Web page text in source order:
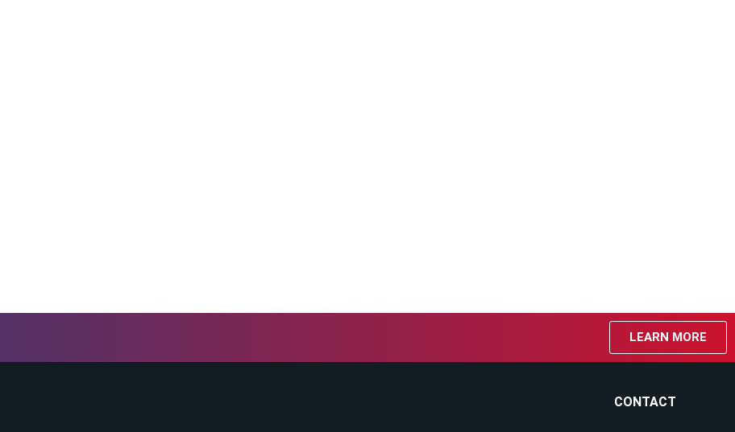
LEARN MORE
CONTACT